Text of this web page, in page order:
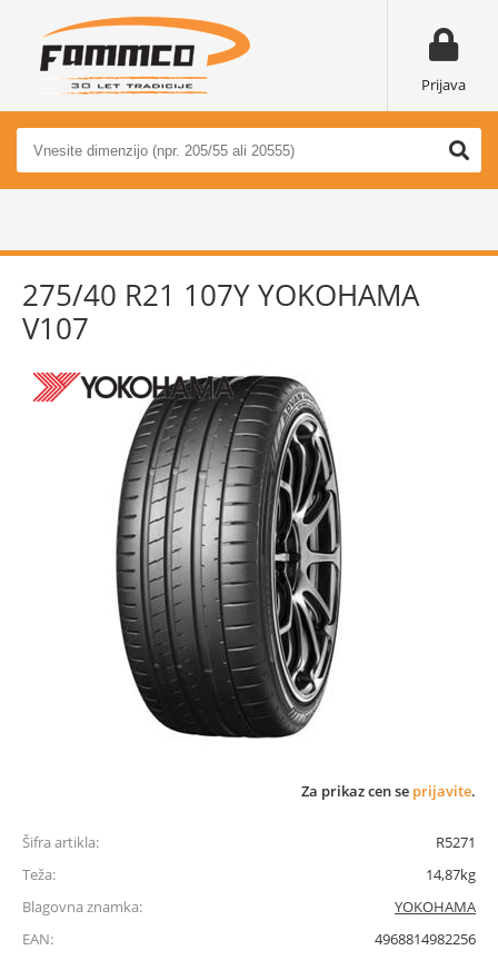
Prijava
275/40 R21 107Y YOKOHAMA
V107
Za prikaz cen se prijavite.
Šifra artikla:
R5271
Teža:
14,87kg
Blagovna znamka:
YOKOHAMA
EAN:
4968814982256